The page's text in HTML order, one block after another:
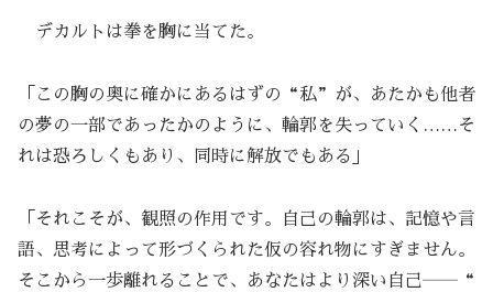
デカルトは拳を胸に当てた。
「この胸の奥に確かにあるはずの“私”が、あたかも他者
の夢の一部であったかのように、輪郭を失っていく……そ
れは恐ろしくもあり、同時に解放でもある」
「それこそが、観照の作用です。自己の輪郭は、記憶や言
語、思考によって形づくられた仮の容れ物にすぎません。
そこから一歩離れることで、あなたはより深い自己――“